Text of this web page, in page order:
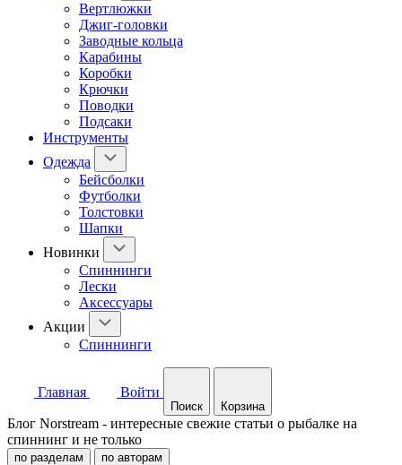
Вертлюжки
Джиг-головки
Заводные кольца
Карабины
Коробки
Крючки
Поводки
Подсаки
Инструменты
Одежда
Бейсболки
Футболки
Толстовки
Шапки
Новинки
Спиннинги
Лески
Аксессуары
Акции
Спиннинги
Главная Войти
Поиск Корзина
Блог Norstream - интересные свежие статьи о рыбалке на
спиннинг и не только
по разделам по авторам